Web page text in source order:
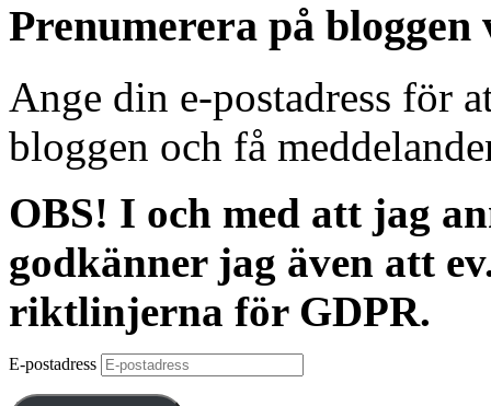
Prenumerera på bloggen
Ange din e-postadress för
bloggen och få
OBS! I och med att jag
godkänner jag även att
riktlinjerna för GDPR.
E-postadress